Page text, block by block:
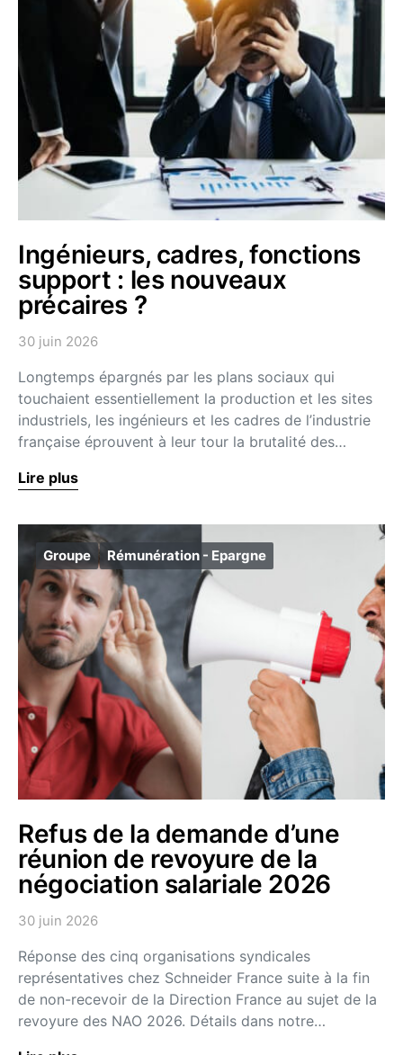
Ingénieurs, cadres, fonctions
support : les nouveaux
précaires ?
30 juin 2026
Longtemps épargnés par les plans sociaux qui
touchaient essentiellement la production et les sites
industriels, les ingénieurs et les cadres de l’industrie
française éprouvent à leur tour la brutalité des…
Lire plus
Groupe Rémunération - Epargne
Refus de la demande d’une
réunion de revoyure de la
négociation salariale 2026
30 juin 2026
Réponse des cinq organisations syndicales
représentatives chez Schneider France suite à la fin
de non-recevoir de la Direction France au sujet de la
revoyure des NAO 2026. Détails dans notre…